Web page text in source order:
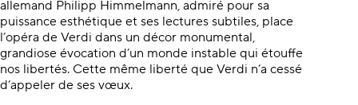
allemand Philipp Himmelmann, admiré pour sa
puissance esthétique et ses lectures subtiles, place
l’opéra de Verdi dans un décor monumental,
grandiose évocation d’un monde instable qui étouffe
nos libertés. Cette même liberté que Verdi n’a cessé
d’appeler de ses vœux.